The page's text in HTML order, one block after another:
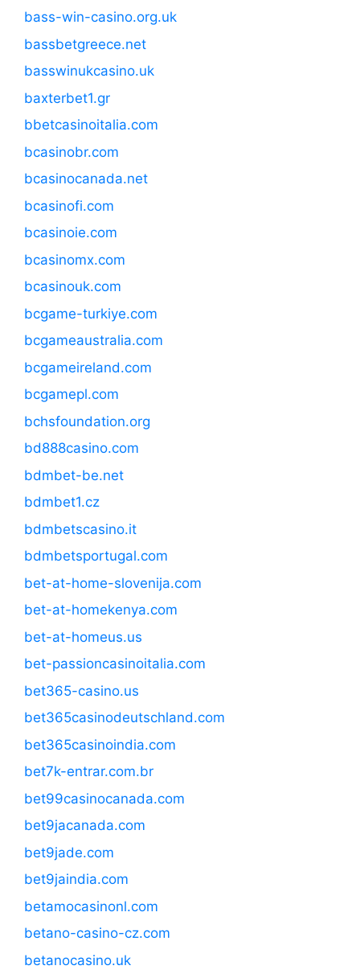
bass-win-casino.org.uk
bassbetgreece.net
basswinukcasino.uk
baxterbet1.gr
bbetcasinoitalia.com
bcasinobr.com
bcasinocanada.net
bcasinofi.com
bcasinoie.com
bcasinomx.com
bcasinouk.com
bcgame-turkiye.com
bcgameaustralia.com
bcgameireland.com
bcgamepl.com
bchsfoundation.org
bd888casino.com
bdmbet-be.net
bdmbet1.cz
bdmbetscasino.it
bdmbetsportugal.com
bet-at-home-slovenija.com
bet-at-homekenya.com
bet-at-homeus.us
bet-passioncasinoitalia.com
bet365-casino.us
bet365casinodeutschland.com
bet365casinoindia.com
bet7k-entrar.com.br
bet99casinocanada.com
bet9jacanada.com
bet9jade.com
bet9jaindia.com
betamocasinonl.com
betano-casino-cz.com
betanocasino.uk